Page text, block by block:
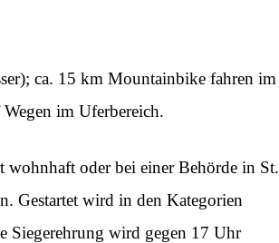
ca. 15 km Mountainbike fahren im
im Uferbereich.
oder bei einer Behörde in St.
Gestartet wird in den Kategorien
Siegerehrung wird gegen 17 Uhr